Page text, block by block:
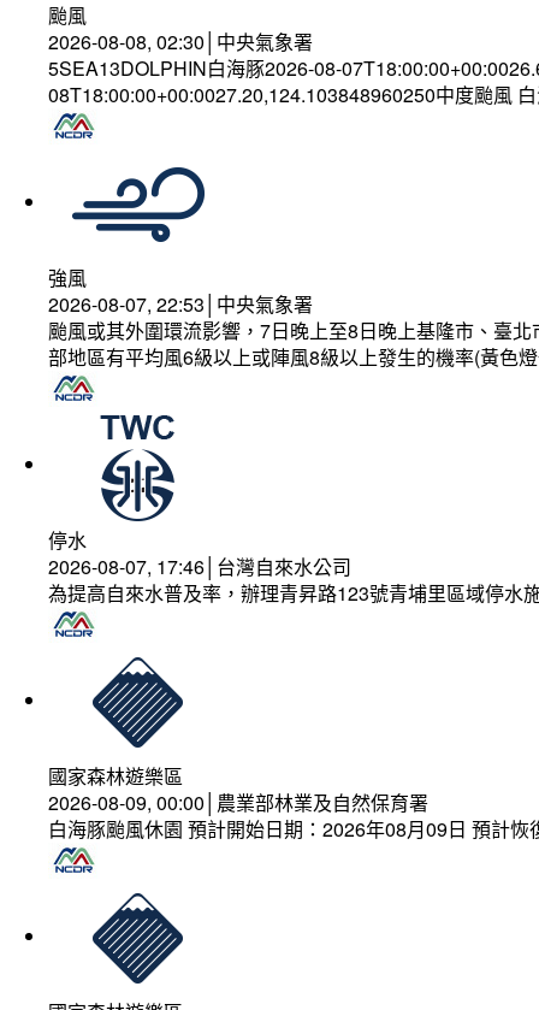
颱風
2026-08-08, 02:30│中央氣象署
5SEA13DOLPHIN白海豚2026-08-
08T18:00:00+00:0027.20,124.103848960250中度颱風
強風
2026-08-07, 22:53│中央氣象署
颱風或其外圍環流影響，7日晚上至8日晚上基隆市、臺
部地區有平均風6級以上或陣風8級以上發生的機率(黃色
停水
2026-08-07, 17:46│台灣自來水公司
為提高自來水普及率，辦理青昇路123號青埔里區域停水
國家森林遊樂區
2026-08-09, 00:00│農業部林業及自然保育署
白海豚颱風休園 預計開始日期：2026年08月09日 預計